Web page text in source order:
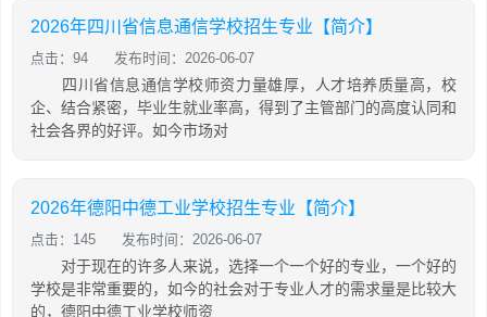
2026年四川省信息通信学校招生专业【简介】
点击：94 发布时间：2026-06-07
四川省信息通信学校师资力量雄厚，人才培养质量高，校
企、结合紧密，毕业生就业率高，得到了主管部门的高度认同和
社会各界的好评。如今市场对
2026年德阳中德工业学校招生专业【简介】
点击：145 发布时间：2026-06-07
对于现在的许多人来说，选择一个一个好的专业，一个好的
学校是非常重要的，如今的社会对于专业人才的需求量是比较大
的，德阳中德工业学校师资